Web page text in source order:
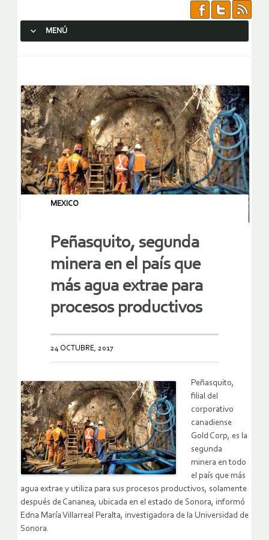
MENÚ
MEXICO
Peñasquito, segunda
minera en el país que
más agua extrae para
procesos productivos
24 OCTUBRE, 2017
Peñasquito,
filial del
corporativo
canadiense
Gold Corp, es la
segunda
minera en todo
el país que más
agua extrae y utiliza para sus procesos productivos, solamente
después de Cananea, ubicada en el estado de Sonora, informó
Edna María Villarreal Peralta, investigadora de la Universidad de
Sonora.